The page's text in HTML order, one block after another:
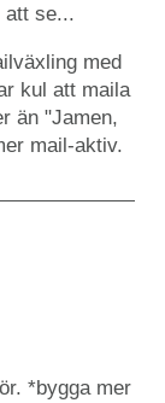
att se...
med
kul att maila
än "Jamen,
mail-aktiv.
*bygga mer